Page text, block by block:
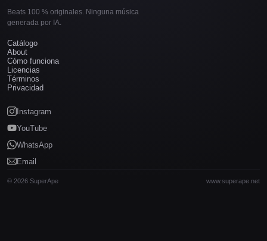
Beats 100 % originales. Ninguna música
generada por IA.
Catálogo
About
Cómo funciona
Licencias
Términos
Privacidad
Instagram
YouTube
WhatsApp
Email
© 2026 SuperApe www.superape.net